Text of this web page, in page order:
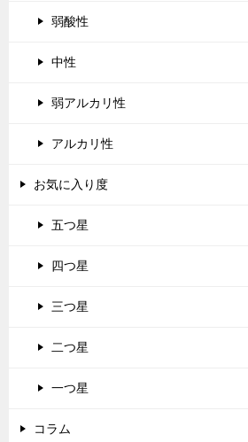
弱酸性
中性
弱アルカリ性
アルカリ性
お気に入り度
五つ星
四つ星
三つ星
二つ星
一つ星
コラム